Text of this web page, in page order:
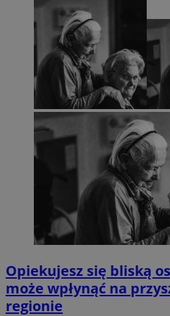
Opiekujesz się bliską
może wpłynąć na
regionie